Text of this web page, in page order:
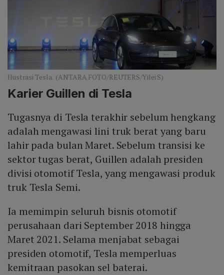
Ilustrasi Tesla. (ANTARA FOTO/REUTERS/Yilei S)
Karier Guillen di Tesla
Tugasnya di Tesla terakhir sebelum hengkang
adalah mengawasi lini truk berat yang baru
lahir pada bulan Maret. Sebelum transisi ke
sektor tugas berat, Guillen adalah presiden
divisi otomotif Tesla, yang mengawasi produk
truk Tesla Semi.
Ia memimpin seluruh bisnis otomotif
perusahaan dari September 2018 hingga
Maret 2021. Selama menjabat sebagai
presiden otomotif, Tesla memperluas
kemitraan pasokan sel baterai.